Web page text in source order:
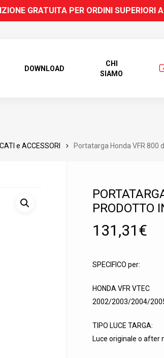
GRATUITA PER ORDINI SUPERIORI
or ESC to close
DOWNLOAD
CHI
SIAMO
e ACCESSORI Portatarga Honda VFR 800
PRODOTTO
131,31 €
SPECIFICO per:
HONDA VFR VTEC
2002/2003/2004/
TIPO LUCE TARGA:
Luce originale o after